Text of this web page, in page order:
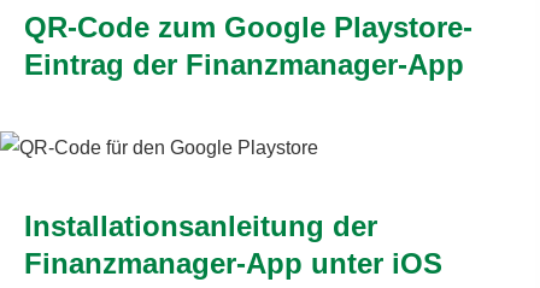
QR-Code zum Google Playstore-
Eintrag der Finanzmanager-App
Installationsanleitung der
Finanzmanager-App unter iOS